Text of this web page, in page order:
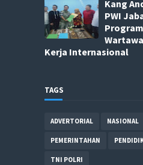
Kang
PWI
Kerja Internasional
TAGS
ADVERTORIAL NASIONAL
PEMERINTAHAN
TNI POLRI